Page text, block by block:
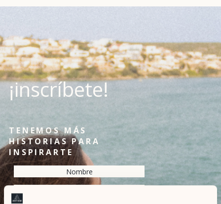
¡inscríbete!
TENEMOS MÁS
HISTORIAS PARA
INSPIRARTE